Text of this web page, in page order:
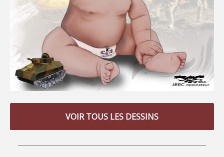
VOIR TOUS LES DESSINS